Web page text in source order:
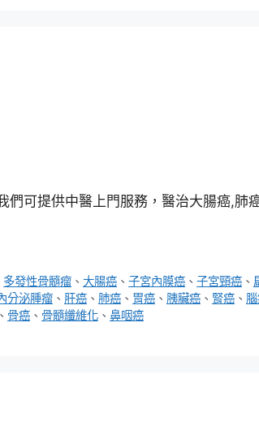
們可提供中醫上門服務，醫治大腸癌,肺
多發性骨髓瘤 、大腸癌 、子宮內膜癌 、子宮頸癌 、
分泌腫瘤 、 肝癌 、 肺癌 、 胃癌 、 胰臟癌 、 腎癌 、
、 骨癌 、 骨髓纖維化 、 鼻咽癌